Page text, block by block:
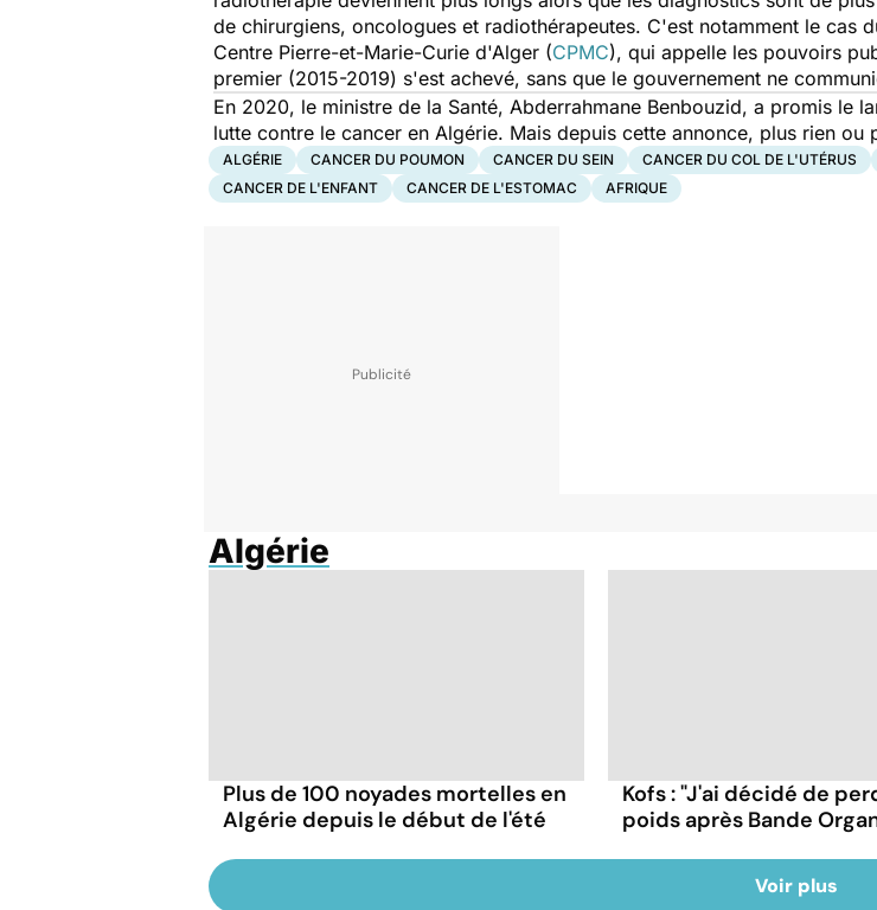
de chirurgiens, oncologues et radiothérapeutes. C'est notamment le cas
Centre Pierre-et-Marie-Curie d'Alger (CPMC), qui appelle les pouvoirs
premier (2015-2019) s'est achevé, sans que le gouvernement ne
En 2020, le ministre de la Santé, Abderrahmane Benbouzid, a promis le
lutte contre le cancer en Algérie. Mais depuis cette annonce, plus rien ou
ALGÉRIE CANCER DU POUMON CANCER DU SEIN CANCER DU COL DE L'UTÉRUS
CANCER DE L'ENFANT
CANCER DE L'ESTOMAC AFRIQUE
Algérie
Plus de 100 noyades mortelles en
Algérie depuis le début de l'été
Kofs : "J'ai décidé de
poids après Bande
Voir plus